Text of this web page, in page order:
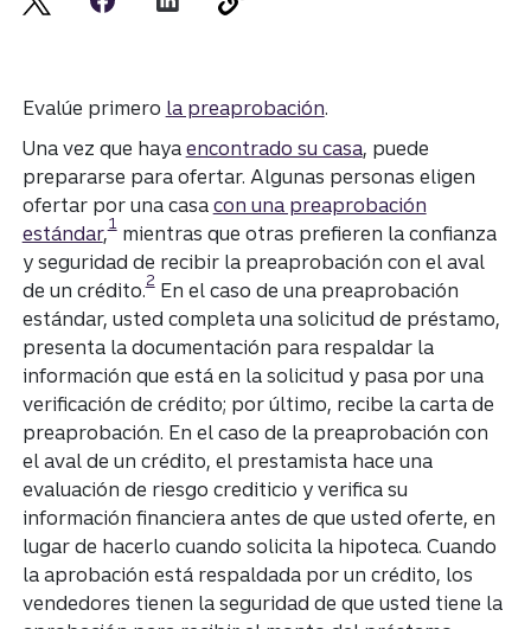
Evalúe primero la preaprobación.
Una vez que haya encontrado su casa, puede
prepararse para ofertar. Algunas personas eligen
ofertar por una casa con una preaprobación
estándar,
Divulgación
1mientras que otras prefieren la confianza
y seguridad de recibir la preaprobación con el aval
de un crédito.
Divulgación
2En el caso de una preaprobación
estándar, usted completa una solicitud de préstamo,
presenta la documentación para respaldar la
información que está en la solicitud y pasa por una
verificación de crédito; por último, recibe la carta de
preaprobación. En el caso de la preaprobación con
el aval de un crédito, el prestamista hace una
evaluación de riesgo crediticio y verifica su
información financiera antes de que usted oferte, en
lugar de hacerlo cuando solicita la hipoteca. Cuando
la aprobación está respaldada por un crédito, los
vendedores tienen la seguridad de que usted tiene la